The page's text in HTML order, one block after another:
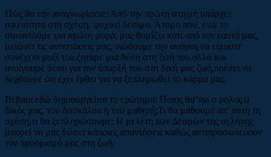
Πώς θα την αναγνωρίσετε; Από την πρώτη στιγμή υπάρχει
οικειότητα στη σχέση, ψυχικό δέσιμο. Άτομο που, ενώ το
συναντούμε για πρώτη φορά, μας θυμίζει κάτι από τον εαυτό μας,
μειώνει τις αντιστάσεις μας, νιώθουμε την ανάγκη να είμαστε
συνέχεια μαζί του,ζητάμε μια θέση στη ζωή του,αλλά και
ανοίγουμε θέση για την ύπαρξή του στη δική μας ζωή,πρέπει να
δεχθούμε ότι έχει έρθει για να ξεπληρωθεί το κάρμα μας.
Βέβαια εδώ δημιουργείται το ερώτημα: Ποιος θα’ναι ο ρόλος ο
δικός μας, του δασκάλου ή του μαθητή;Τι θα μάθουμε απ’ αυτή τη
σχέση,τι θα ξεπληρώσουμε; Η μελέτη των Δεσμών της σελήνης
μπορεί να μας δώσει κάποιες απαντήσεις καθώς αντιπροσωπεύουν
τον προορισμό μας στη ζωή.